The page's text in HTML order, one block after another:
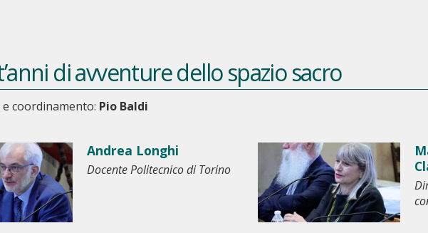
di avventure dello spazio sacro
coordinamento: Pio Baldi
Andrea Longhi
Docente Politecnico di Torino